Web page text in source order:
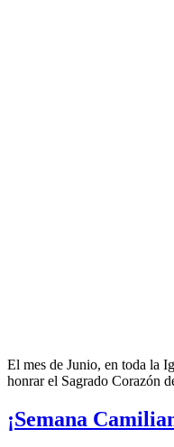
El mes de Junio, en toda la
honrar el Sagrado Corazón
¡Semana